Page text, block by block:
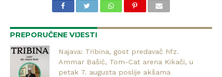
PREPORUČENE VIJESTI
Najava: Tribina, gost predavač hfz.
Ammar Bašić, Tom-Cat arena Kikači, u
petak 7. augusta poslije akšama